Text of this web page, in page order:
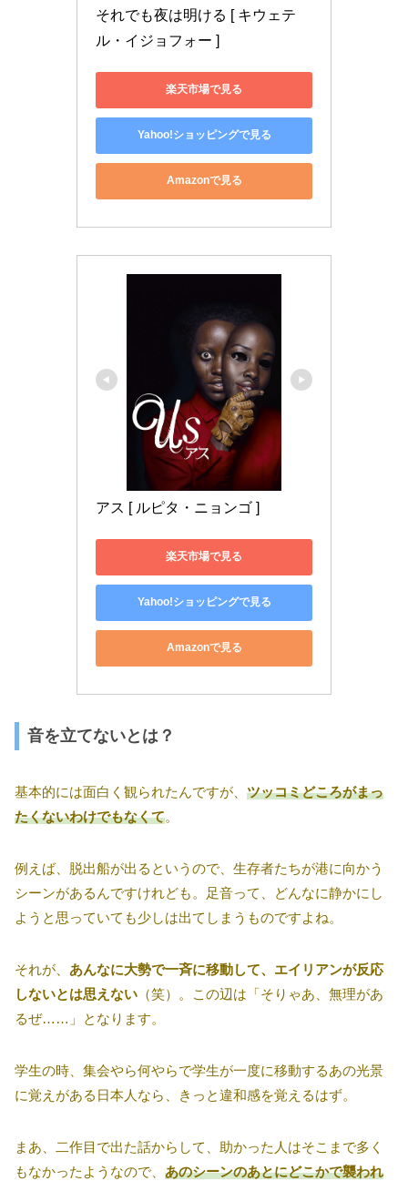
それでも夜は明ける [ キウェテ
ル・イジョフォー ]
楽天市場で見る
Yahoo!ショッピングで見る
Amazonで見る
アス [ ルピタ・ニョンゴ ]
楽天市場で見る
Yahoo!ショッピングで見る
Amazonで見る
音を立てないとは？
基本的には面白く観られたんですが、 ツッコミどころがまっ
たくないわけでもなくて。
例えば、脱出船が出るというので、生存者たちが港に向かう
シーンがあるんですけれども。足音って、どんなに静かにし
ようと思っていても少しは出てしまうものですよね。
それが、 あんなに大勢で一斉に移動して、エイリアンが反応
しないとは思えない （笑）。この辺は「そりゃあ、無理があ
るぜ……」となります。
学生の時、集会やら何やらで学生が一度に移動するあの光景
に覚えがある日本人なら、きっと違和感を覚えるはず。
まあ、二作目で出た話からして、助かった人はそこまで多く
もなかったようなので、 あのシーンのあとにどこかで襲われ